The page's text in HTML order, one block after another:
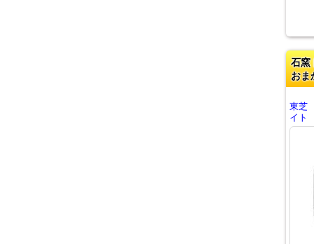
石窯
おま
東芝
イト